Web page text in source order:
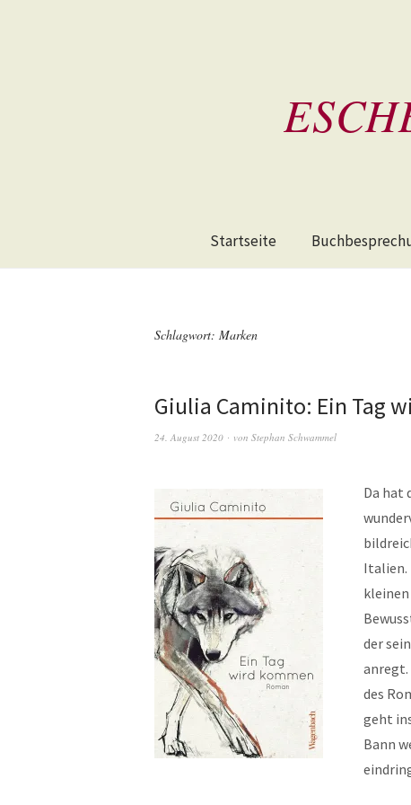
Startseite
Schlagwort: Marken
Giulia Caminito: Ein Tag
24. August 2020 von Stephan Schwammel
Da hat
Italien.
der
anregt.
des
geht
Bann